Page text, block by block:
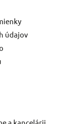
údajov